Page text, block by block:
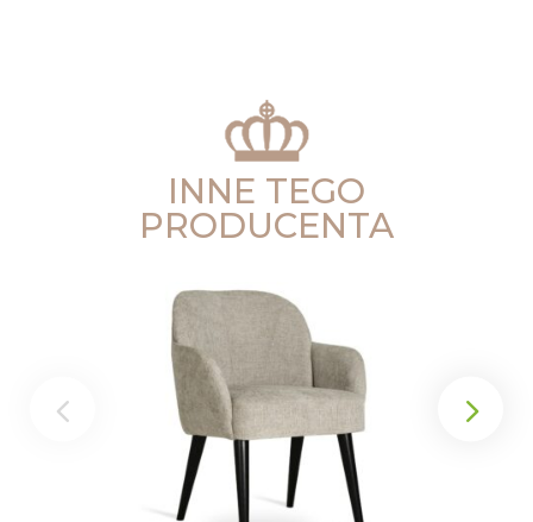
INNE TEGO
PRODUCENTA